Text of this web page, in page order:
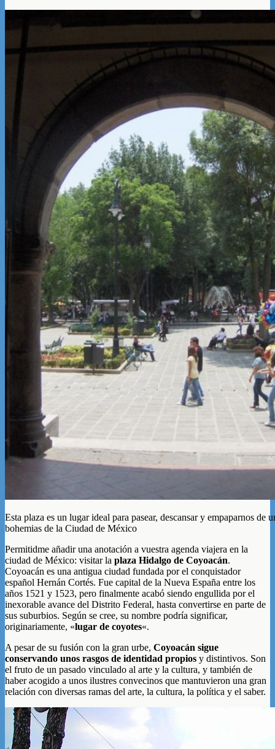
Esta plaza es un lugar ideal para pasear, descansar y empaparnos de
bohemias de la Ciudad de México
Permitidme añadir una anotación a vuestra agenda viajera en la
ciudad de México: visitar la plaza Hidalgo de Coyoacán.
Coyoacán es una antigua ciudad fundada por el conquistador
español Hernán Cortés. Fue capital de la Nueva España entre los
años 1521 y 1523, pero finalmente acabó siendo engullida por el
inexorable avance del Distrito Federal, hasta convertirse en parte de
sus suburbios. Según se cree, su nombre podría significar,
originariamente, «lugar de coyotes«.
A pesar de su fusión con la gran urbe, Coyoacán sigue
conservando unos rasgos de identidad propios y distintivos. Son
el fruto de un pasado vinculado al arte y la cultura, y también de
haber acogido a unos ilustres convecinos que mantuvieron una gran
relación con diversas ramas del arte, la cultura, la política y el saber.